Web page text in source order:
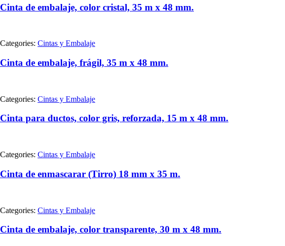
Cinta de embalaje, color cristal, 35 m x 48 mm.
Categories: Cintas y Embalaje
Cinta de embalaje, frágil, 35 m x 48 mm.
Categories: Cintas y Embalaje
Cinta para ductos, color gris, reforzada, 15 m x 48 mm.
Categories: Cintas y Embalaje
Cinta de enmascarar (Tirro) 18 mm x 35 m.
Categories: Cintas y Embalaje
Cinta de embalaje, color transparente, 30 m x 48 mm.